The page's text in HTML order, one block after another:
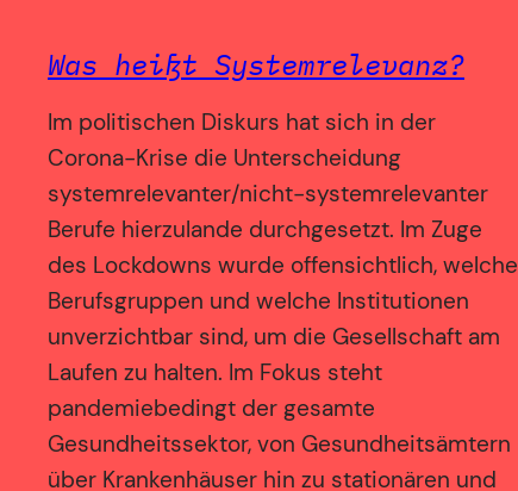
Was heißt Systemrelevanz?
Im politischen Diskurs hat sich in der
Corona-Krise die Unterscheidung
systemrelevanter/nicht-systemrelevanter
Berufe hierzulande durchgesetzt. Im Zuge
des Lockdowns wurde offensichtlich, welche
Berufsgruppen und welche Institutionen
unverzichtbar sind, um die Gesellschaft am
Laufen zu halten. Im Fokus steht
pandemiebedingt der gesamte
Gesundheitssektor, von Gesundheitsämtern
über Krankenhäuser hin zu stationären und